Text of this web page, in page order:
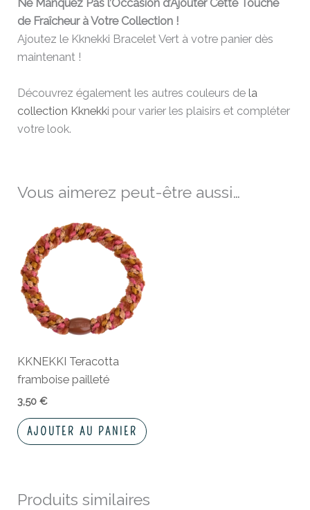
Ne Manquez Pas l’Occasion d’Ajouter Cette Touche
de Fraîcheur à Votre Collection !
Ajoutez le Kknekki Bracelet Vert à votre panier dès
maintenant !
Découvrez également les autres couleurs de la
collection Kknekki pour varier les plaisirs et compléter
votre look.
Vous aimerez peut-être aussi…
KKNEKKI Teracotta
framboise pailleté
3,50€
AJOUTER AU PANIER
Produits similaires